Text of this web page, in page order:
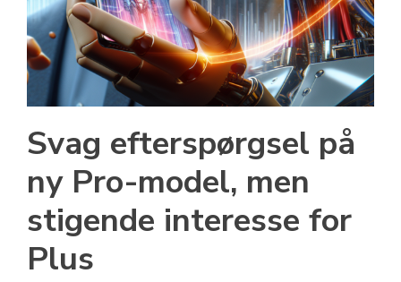
Svag efterspørgsel på
ny Pro-model, men
stigende interesse for
Plus